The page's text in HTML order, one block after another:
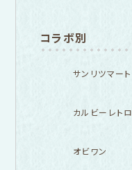
コラボ別
サンリツマート
カルビーレトロ
オビワン